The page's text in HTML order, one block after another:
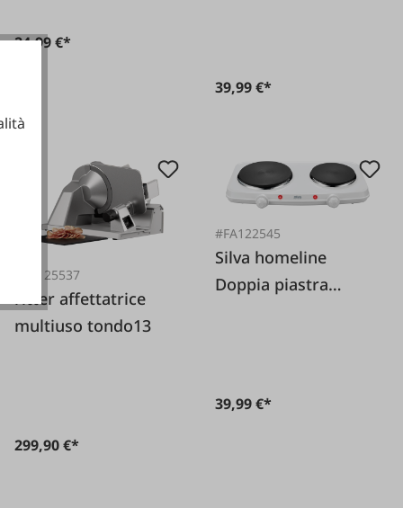
24,99 €*
39,99 €*
#FA125537
ritter affettatrice
multiuso tondo13
299,90 €*
#FA122545
Silva homeline
Doppia piastra
39,99 €*